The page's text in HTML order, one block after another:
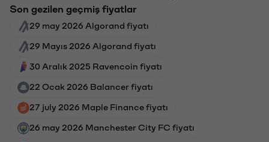
Son gezilen geçmiş fiyatlar
29 may 2026 Algorand fiyatı
29 Mayıs 2026 Algorand fiyatı
30 Aralık 2025 Ravencoin fiyatı
22 Ocak 2026 Balancer fiyatı
27 july 2026 Maple Finance fiyatı
26 may 2026 Manchester City FC fiyatı